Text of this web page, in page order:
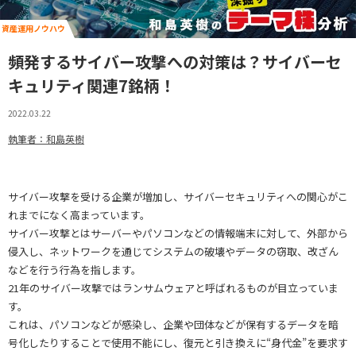
資産運用ノウハウ
頻発するサイバー攻撃への対策は？サイバーセ
キュリティ関連7銘柄！
2022.03.22
執筆者：和島英樹
サイバー攻撃を受ける企業が増加し、サイバーセキュリティへの関心がこ
れまでになく高まっています。
サイバー攻撃とはサーバーやパソコンなどの情報端末に対して、外部から
侵入し、ネットワークを通じてシステムの破壊やデータの窃取、改ざん
などを行う行為を指します。
21年のサイバー攻撃ではランサムウェアと呼ばれるものが目立っていま
す。
これは、パソコンなどが感染し、企業や団体などが保有するデータを暗
号化したりすることで使用不能にし、復元と引き換えに“身代金”を要求す